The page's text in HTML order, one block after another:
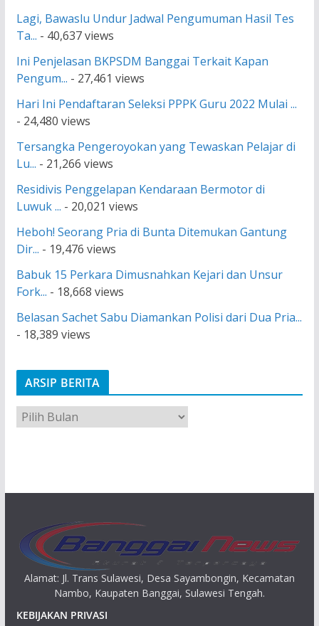
Lagi, Bawaslu Undur Jadwal Pengumuman Hasil Tes
Ta... - 40,637 views
Ini Penjelasan BKPSDM Banggai Terkait Kapan
Pengum... - 27,461 views
Hari Ini Pendaftaran Seleksi PPPK Guru 2022 Mulai ...
- 24,480 views
Tersangka Pengeroyokan yang Tewaskan Pelajar di
Lu... - 21,266 views
Residivis Penggelapan Kendaraan Bermotor di
Luwuk ... - 20,021 views
Heboh! Seorang Pria di Bunta Ditemukan Gantung
Dir... - 19,476 views
Babuk 15 Perkara Dimusnahkan Kejari dan Unsur
Fork... - 18,668 views
Belasan Sachet Sabu Diamankan Polisi dari Dua Pria...
- 18,389 views
ARSIP BERITA
A
r
Alamat: Jl. Trans Sulawesi, Desa Sayambongin, Kecamatan
Nambo, Kaupaten Banggai, Sulawesi Tengah.
KEBIJAKAN PRIVASI